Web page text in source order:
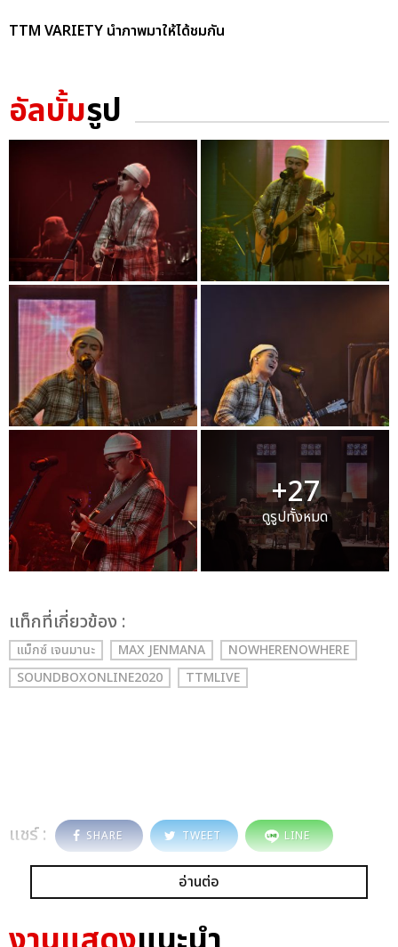
TTM VARIETY นำภาพมาให้ได้ชมกัน
อัลบั้มรูป
+27
ดูรูปทั้งหมด
เเท็กที่เกี่ยวข้อง :
แม็กซ์ เจนมานะ MAX JENMANA
NOWHERENOWHERE
SOUNDBOXONLINE2020
TTMLIVE
แชร์ : SHARE TWEET LINE
อ่านต่อ